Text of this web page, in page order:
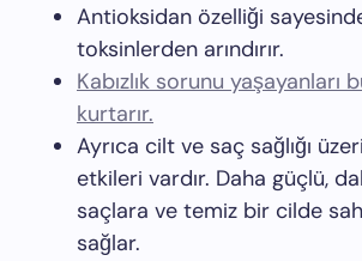
Antioksidan özelliği
toksinlerden arındırır.
Kabızlık sorunu yaşayanları
kurtarır.
Ayrıca cilt ve saç sağlığı
etkileri vardır. Daha güçlü,
saçlara ve temiz bir cilde
sağlar.